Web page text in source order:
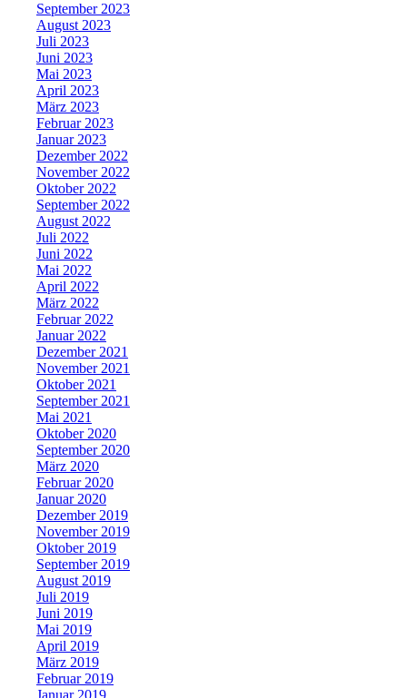
September 2023
August 2023
Juli 2023
Juni 2023
Mai 2023
April 2023
März 2023
Februar 2023
Januar 2023
Dezember 2022
November 2022
Oktober 2022
September 2022
August 2022
Juli 2022
Juni 2022
Mai 2022
April 2022
März 2022
Februar 2022
Januar 2022
Dezember 2021
November 2021
Oktober 2021
September 2021
Mai 2021
Oktober 2020
September 2020
März 2020
Februar 2020
Januar 2020
Dezember 2019
November 2019
Oktober 2019
September 2019
August 2019
Juli 2019
Juni 2019
Mai 2019
April 2019
März 2019
Februar 2019
Januar 2019